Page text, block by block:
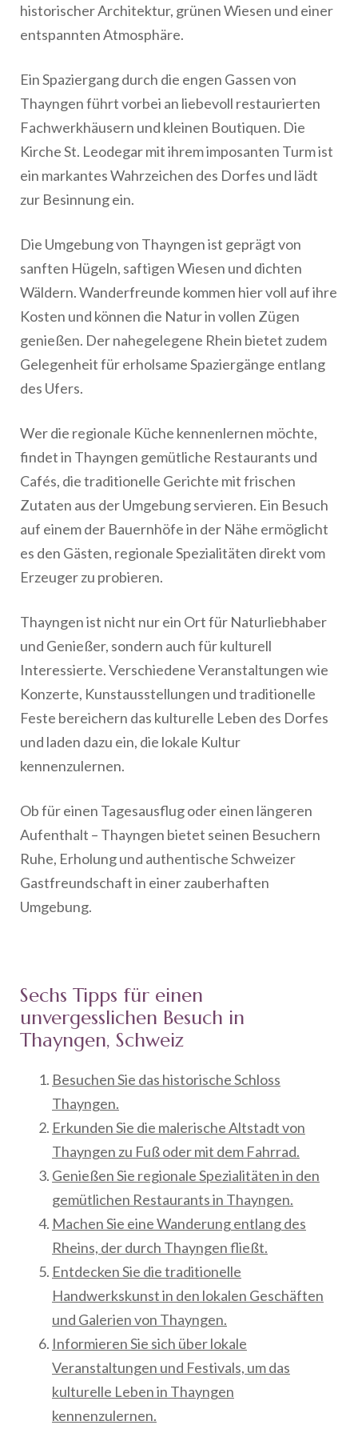
historischer Architektur, grünen Wiesen und einer
entspannten Atmosphäre.
Ein Spaziergang durch die engen Gassen von
Thayngen führt vorbei an liebevoll restaurierten
Fachwerkhäusern und kleinen Boutiquen. Die
Kirche St. Leodegar mit ihrem imposanten Turm ist
ein markantes Wahrzeichen des Dorfes und lädt
zur Besinnung ein.
Die Umgebung von Thayngen ist geprägt von
sanften Hügeln, saftigen Wiesen und dichten
Wäldern. Wanderfreunde kommen hier voll auf ihre
Kosten und können die Natur in vollen Zügen
genießen. Der nahegelegene Rhein bietet zudem
Gelegenheit für erholsame Spaziergänge entlang
des Ufers.
Wer die regionale Küche kennenlernen möchte,
findet in Thayngen gemütliche Restaurants und
Cafés, die traditionelle Gerichte mit frischen
Zutaten aus der Umgebung servieren. Ein Besuch
auf einem der Bauernhöfe in der Nähe ermöglicht
es den Gästen, regionale Spezialitäten direkt vom
Erzeuger zu probieren.
Thayngen ist nicht nur ein Ort für Naturliebhaber
und Genießer, sondern auch für kulturell
Interessierte. Verschiedene Veranstaltungen wie
Konzerte, Kunstausstellungen und traditionelle
Feste bereichern das kulturelle Leben des Dorfes
und laden dazu ein, die lokale Kultur
kennenzulernen.
Ob für einen Tagesausflug oder einen längeren
Aufenthalt – Thayngen bietet seinen Besuchern
Ruhe, Erholung und authentische Schweizer
Gastfreundschaft in einer zauberhaften
Umgebung.
Sechs Tipps für einen
unvergesslichen Besuch in
Thayngen, Schweiz
Besuchen Sie das historische Schloss
Thayngen.
Erkunden Sie die malerische Altstadt von
Thayngen zu Fuß oder mit dem Fahrrad.
Genießen Sie regionale Spezialitäten in den
gemütlichen Restaurants in Thayngen.
Machen Sie eine Wanderung entlang des
Rheins, der durch Thayngen fließt.
Entdecken Sie die traditionelle
Handwerkskunst in den lokalen Geschäften
und Galerien von Thayngen.
Informieren Sie sich über lokale
Veranstaltungen und Festivals, um das
kulturelle Leben in Thayngen
kennenzulernen.